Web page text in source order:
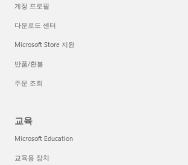
계정 프로필
다운로드 센터
Microsoft Store 지원
반품/환불
주문 조회
교육
Microsoft Education
교육용 장치